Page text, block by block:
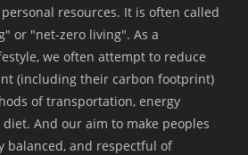
resources. It is often called
or "net-zero living". As a
we often attempt to reduce
(including their carbon footprint)
of transportation, energy
And our aim to make peoples
balanced, and respectful of